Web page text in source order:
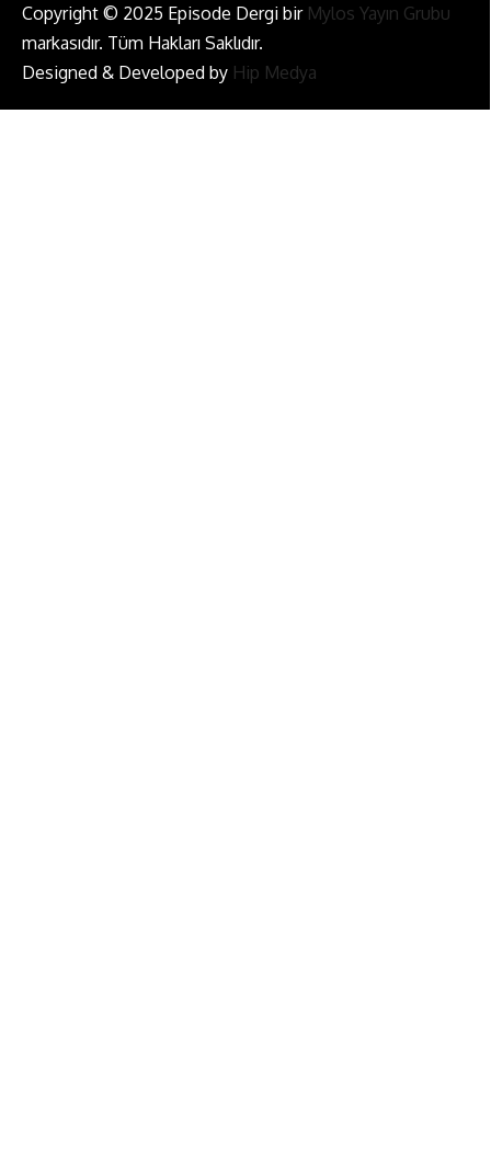
Copyright © 2025 Episode Dergi bir Mylos Yayın Grubu
markasıdır. Tüm Hakları Saklıdır.
Designed & Developed by Hip Medya